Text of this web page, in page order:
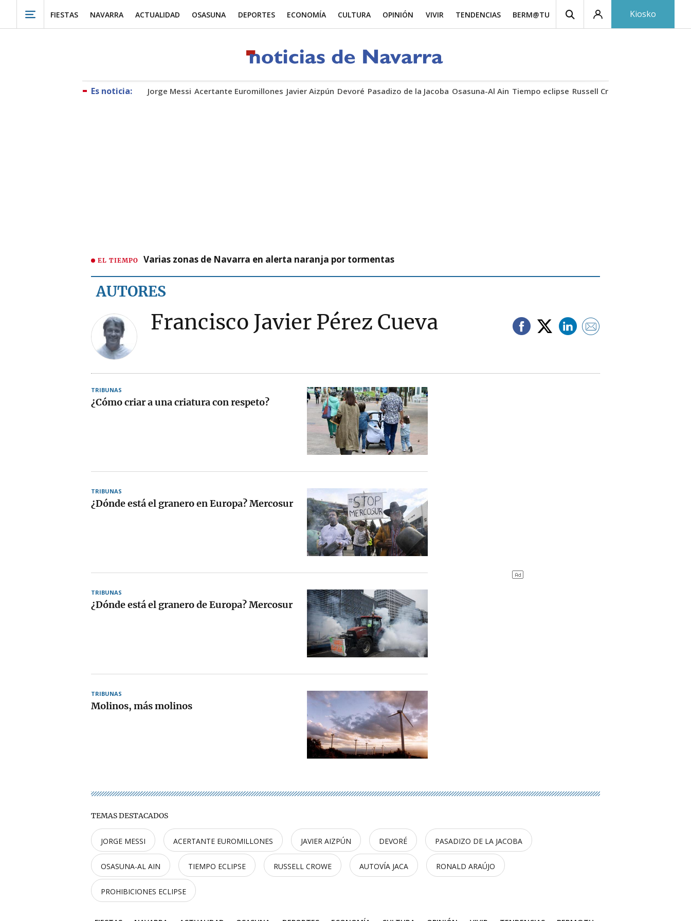
Jorge Messi Acertante Euromillones Javier Aizpún Devoré Pasadizo de la Jacoba Osasuna-Al Ain Tiempo eclipse Russell Crowe
FIESTAS NAVARRA ACTUALIDAD OSASUNA DEPORTES ECONOMÍA CULTURA OPINIÓN VIVIR TENDENCIAS BERM@TU Kiosko
EL TIEMPO Varias zonas de Navarra en alerta naranja por tormentas
AUTORES
Francisco Javier Pérez Cueva
TRIBUNAS
¿Cómo criar a una criatura con respeto?
TRIBUNAS
¿Dónde está el granero en Europa? Mercosur
TRIBUNAS
¿Dónde está el granero de Europa? Mercosur
TRIBUNAS
Molinos, más molinos
TEMAS DESTACADOS
JORGE MESSI ACERTANTE EUROMILLONES JAVIER AIZPÚN DEVORÉ PASADIZO DE LA JACOBA
OSASUNA-AL AIN TIEMPO ECLIPSE RUSSELL CROWE AUTOVÍA JACA RONALD ARAÚJO
PROHIBICIONES ECLIPSE